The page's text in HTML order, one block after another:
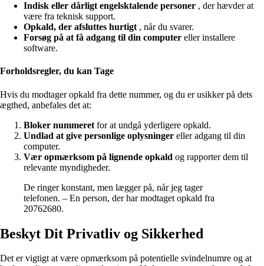
Indisk eller dårligt engelsktalende personer , der hævder at
være fra teknisk support.
Opkald, der afsluttes hurtigt , når du svarer.
Forsøg på at få adgang til din computer eller installere
software.
Forholdsregler, du kan Tage
Hvis du modtager opkald fra dette nummer, og du er usikker på dets
ægthed, anbefales det at:
Bloker nummeret for at undgå yderligere opkald.
Undlad at give personlige oplysninger eller adgang til din
computer.
Vær opmærksom på lignende opkald og rapporter dem til
relevante myndigheder.
De ringer konstant, men lægger på, når jeg tager
telefonen. – En person, der har modtaget opkald fra
20762680.
Beskyt Dit Privatliv og Sikkerhed
Det er vigtigt at være opmærksom på potentielle svindelnumre og at